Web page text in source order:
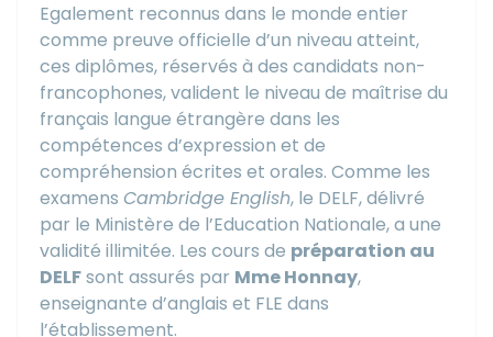
Egalement reconnus dans le monde entier
comme preuve officielle d’un niveau atteint,
ces diplômes, réservés à des candidats non-
francophones, valident le niveau de maîtrise du
français langue étrangère dans les
compétences d’expression et de
compréhension écrites et orales. Comme les
examens Cambridge English, le DELF, délivré
par le Ministère de l’Education Nationale, a une
validité illimitée. Les cours de préparation au
DELFsont assurés par Mme Honnay,
enseignante d’anglais et FLE dans
l’établissement.